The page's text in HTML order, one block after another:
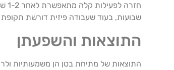
שבועות, בעוד שעבודה פיזית דורשת
התוצאות והשפעתן